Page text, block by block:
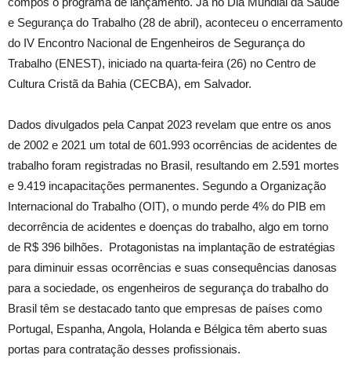
e Segurança do Trabalho (28 de abril), aconteceu o encerramento
do IV Encontro Nacional de Engenheiros de Segurança do
Trabalho (ENEST), iniciado na quarta-feira (26) no Centro de
Cultura Cristã da Bahia (CECBA), em Salvador.
Dados divulgados pela Canpat 2023 revelam que entre os anos
de 2002 e 2021 um total de 601.993 ocorrências de acidentes de
trabalho foram registradas no Brasil, resultando em 2.591 mortes
e 9.419 incapacitações permanentes. Segundo a Organização
Internacional do Trabalho (OIT), o mundo perde 4% do PIB em
decorrência de acidentes e doenças do trabalho, algo em torno
de R$ 396 bilhões. Protagonistas na implantação de estratégias
para diminuir essas ocorrências e suas consequências danosas
para a sociedade, os engenheiros de segurança do trabalho do
Brasil têm se destacado tanto que empresas de países como
Portugal, Espanha, Angola, Holanda e Bélgica têm aberto suas
portas para contratação desses profissionais.